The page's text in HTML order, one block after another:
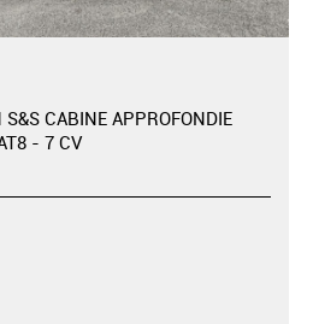
CABINE APPROFONDIE
- 7 CV